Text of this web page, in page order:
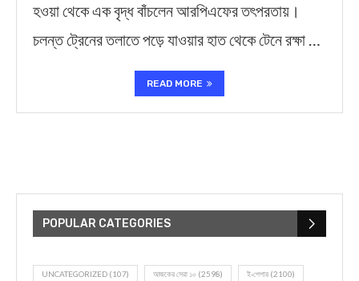
হওয়া থেকে এক বৃদ্ধ বাঁচলেন আরপিএফের তৎপরতায়।
চলন্ত ট্রেনের তলাতে পড়ে যাওয়ার হাত থেকে টেনে রক্ষা …
READ MORE
POPULAR CATEGORIES
UNCATEGORIZED (107) আজকের সেরা ১০ (2598) ই-পেপার (2100)